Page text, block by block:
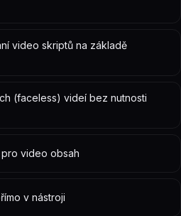
video skriptů na základě
(faceless) videí bez nutnosti
pro video obsah
v nástroji